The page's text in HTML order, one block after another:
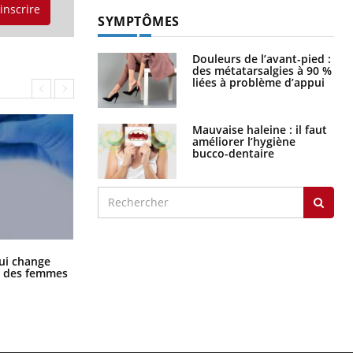
change
femmes
SYMPTÔMES
Douleurs de l’avant-pied :
des métatarsalgies à 90 %
liées à problème d’appui
Mauvaise haleine : il faut
améliorer l’hygiène
bucco-dentaire